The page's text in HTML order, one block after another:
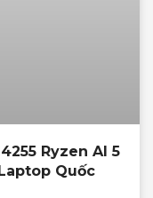
Ryzen AI 5
Quốc